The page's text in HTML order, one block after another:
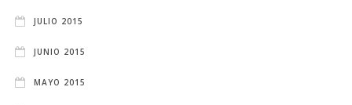
JULIO 2015
JUNIO 2015
MAYO 2015